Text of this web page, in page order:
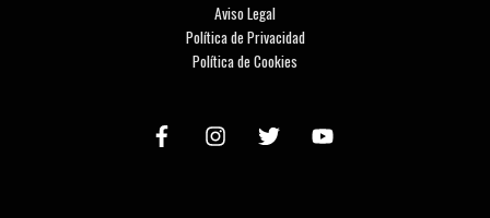
Aviso Legal
Política de Privacidad
Política de Cookies